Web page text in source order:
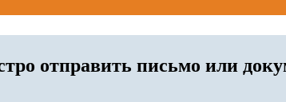
отправить письмо или